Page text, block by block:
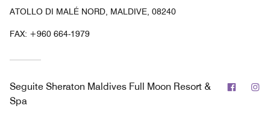
ATOLLO DI MALÉ NORD, MALDIVE, 08240
FAX: +960 664-1979
Seguite Sheraton Maldives Full Moon Resort &
Spa